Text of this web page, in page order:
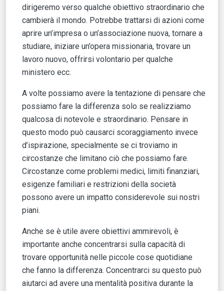
dirigeremo verso qualche obiettivo straordinario che
cambierà il mondo. Potrebbe trattarsi di azioni come
aprire un’impresa o un’associazione nuova, tornare a
studiare, iniziare un’opera missionaria, trovare un
lavoro nuovo, offrirsi volontario per qualche
ministero ecc.
A volte possiamo avere la tentazione di pensare che
possiamo fare la differenza solo se realizziamo
qualcosa di notevole e straordinario. Pensare in
questo modo può causarci scoraggiamento invece
d’ispirazione, specialmente se ci troviamo in
circostanze che limitano ciò che possiamo fare.
Circostanze come problemi medici, limiti finanziari,
esigenze familiari e restrizioni della società
possono avere un impatto considerevole sui nostri
piani.
Anche se è utile avere obiettivi ammirevoli, è
importante anche concentrarsi sulla capacità di
trovare opportunità nelle piccole cose quotidiane
che fanno la differenza. Concentrarci su questo può
aiutarci ad avere una mentalità positiva durante la